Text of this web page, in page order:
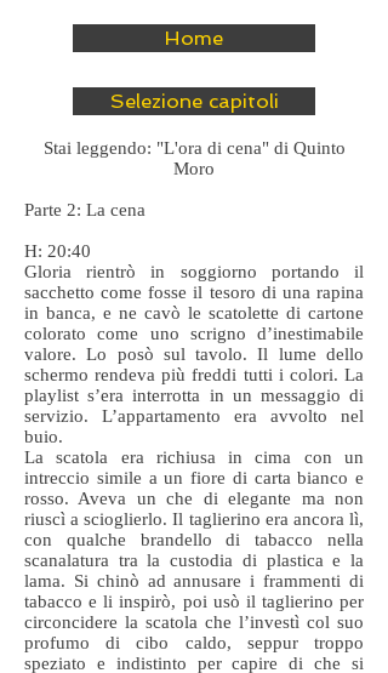
Home
Selezione capitoli
Stai leggendo: "L'ora di cena" di Quinto
Moro
Parte 2: La cena
H: 20:40
Gloria rientrò in soggiorno portando il
sacchetto come fosse il tesoro di una rapina
in banca, e ne cavò le scatolette di cartone
colorato come uno scrigno d’inestimabile
valore. Lo posò sul tavolo. Il lume dello
schermo rendeva più freddi tutti i colori. La
playlist s’era interrotta in un messaggio di
servizio. L’appartamento era avvolto nel
buio.
La scatola era richiusa in cima con un
intreccio simile a un fiore di carta bianco e
rosso. Aveva un che di elegante ma non
riuscì a scioglierlo. Il taglierino era ancora lì,
con qualche brandello di tabacco nella
scanalatura tra la custodia di plastica e la
lama. Si chinò ad annusare i frammenti di
tabacco e li inspirò, poi usò il taglierino per
circoncidere la scatola che l’investì col suo
profumo di cibo caldo, seppur troppo
speziato e indistinto per capire di che si